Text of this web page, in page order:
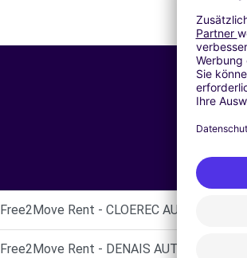
Free2Move Rent - CLOEREC
Free2Move Rent - DENAIS AUTOMOBILES